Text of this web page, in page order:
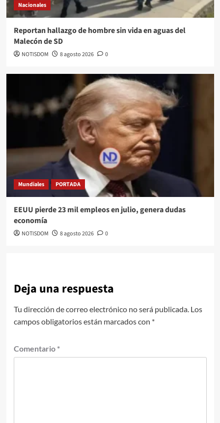
Nacionales
Reportan hallazgo de hombre sin vida en aguas del
Malecón de SD
NOTISDOM 8 agosto 2026 0
Mundiales PORTADA
EEUU pierde 23 mil empleos en julio, genera dudas
economía
NOTISDOM 8 agosto 2026 0
Deja una respuesta
Tu dirección de correo electrónico no será publicada. Los
campos obligatorios están marcados con *
Comentario *